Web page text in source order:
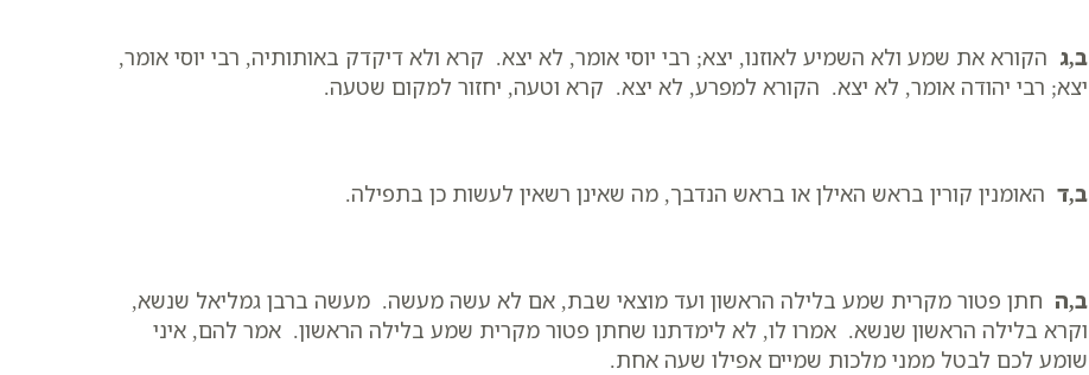
ב,ג הקורא את שמע ולא השמיע לאוזנו, יצא; רבי יוסי אומר, לא יצא. קרא ולא דיקדק באותותיה, רבי יוסי אומר,
יצא; רבי יהודה אומר, לא יצא. הקורא למפרע, לא יצא. קרא וטעה, יחזור למקום שטעה.
ב,ד האומנין קורין בראש האילן או בראש הנדבך, מה שאינן רשאין לעשות כן בתפילה.
ב,ה חתן פטור מקרית שמע בלילה הראשון ועד מוצאי שבת, אם לא עשה מעשה. מעשה ברבן גמליאל שנשא,
וקרא בלילה הראשון שנשא. אמרו לו, לא לימדתנו שחתן פטור מקרית שמע בלילה הראשון. אמר להם, איני
שומע לכם לבטל ממני מלכות שמיים אפילו שעה אחת.